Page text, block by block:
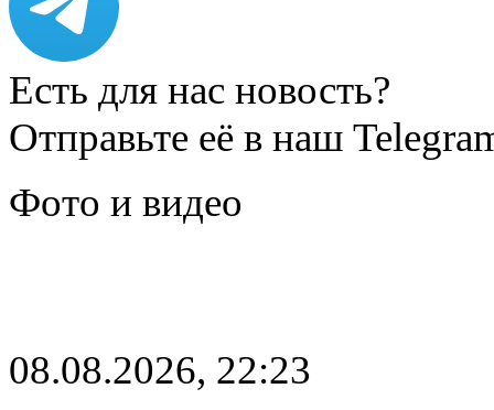
Есть для нас новость?
Отправьте её в наш
Фото и видео
08.08.2026, 22:23